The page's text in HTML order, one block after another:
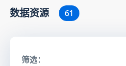
数据资源 61
筛选：